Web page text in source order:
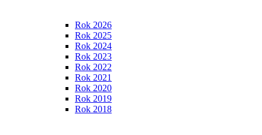
Rok 2026
Rok 2025
Rok 2024
Rok 2023
Rok 2022
Rok 2021
Rok 2020
Rok 2019
Rok 2018